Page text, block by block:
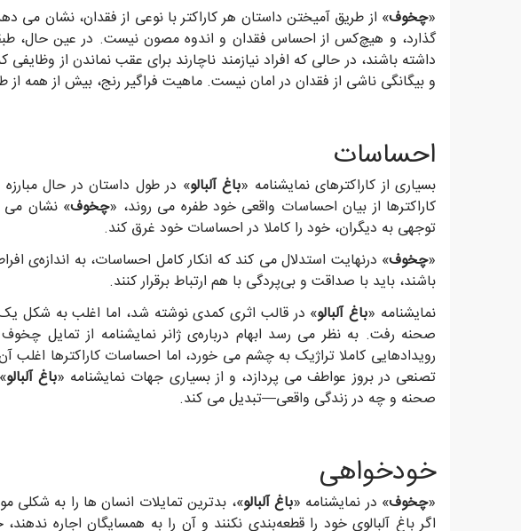
«چخوف» از طریق آمیختن داستان هر کاراکتر با نوعی از فقدان، نشان می
گذارد، و هیچ‌کس از احساس فقدان و اندوه مصون نیست. در عین حال،
داشته باشند، در حالی که افراد نیازمند ناچارند برای عقب نماندن از
و بیگانگی ناشی از فقدان در امان نیست. ماهیت فراگیر رنج، بیش از
احساسات
بسیاری از کاراکترهای نمایشنامه «باغ آلبالو» در طول داستان در حال
کاراکترها از بیان احساسات واقعی خود طفره می روند، «چخوف» نشان می
توجهی به دیگران، خود را کاملا در احساسات خود غرق کند.
«چخوف» درنهایت استدلال می کند که انکار کامل احساسات، به اندازه‌ی
باشند، باید با صداقت و بی‌پردگی با هم ارتباط برقرار کنند.
نمایشنامه «باغ آلبالو
صحنه رفت. به نظر می رسد ابهام درباره‌ی ژانر نمایشنامه از
رویدادهایی کاملا تراژیک به چشم می خورد، اما احساسات کاراکترها
تصنعی در بروز عواطف می پردازد، و از بسیاری جهات نمایشنامه «باغ آلبالو
صحنه و چه در زندگی واقعی—تبدیل می کند.
خودخواهی
«چخوف» در نمایشنامه «باغ آلبالو»، بدترین تمایلات انسان ها را به شکلی
اگر باغ آلبالوی خود را قطعه‌بندی نکنند و آن را به همسایگان اجاره